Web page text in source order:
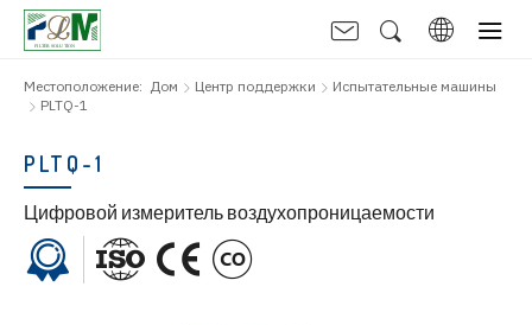
Местоположение: Дом Центр поддержки
Испытательные машины
PLTQ-1
PLTQ-1
Цифровой измеритель воздухопроницаемости